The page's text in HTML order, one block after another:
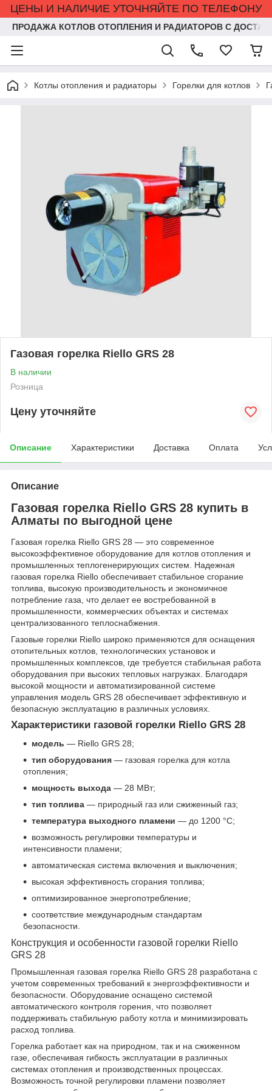
ЦЕНЫ И НАЛИЧИЕ УТОЧНЯЙТЕ ПО ТЕЛЕФОНУ
ПРОДАЖА КОТЛОВ ОТОПЛЕНИЯ И РАДИАТОРОВ С
Котлы отопления и радиаторы Горелки для котлов
Газовая горелка Riello GRS 28
В наличии
Розница
Цену уточняйте
Описание Характеристики Доставка Оплата
Описание
Газовая горелка Riello GRS 28 купить в
Алматы по выгодной цене
Газовая горелка Riello GRS 28 — это современное
высокоэффективное оборудование для котлов отопления и
промышленных теплогенерирующих систем. Надежная
газовая горелка Riello обеспечивает стабильное сгорание
топлива, высокую производительность и экономичное
потребление газа, что делает ее востребованной в
промышленности, коммерческих объектах и системах
централизованного теплоснабжения.
Газовые горелки Riello широко применяются для оснащения
отопительных котлов, технологических установок и
промышленных комплексов, где требуется стабильная работа
оборудования при высоких тепловых нагрузках. Благодаря
высокой мощности и автоматизированной системе
управления модель GRS 28 обеспечивает эффективную и
безопасную эксплуатацию в различных условиях.
Характеристики газовой горелки Riello GRS 28
модель — Riello GRS 28;
тип оборудования — газовая горелка для котла
отопления;
мощность выхода — 28 МВт;
тип топлива — природный газ или сжиженный газ;
температура выходного пламени — до 1200 °C;
возможность регулировки температуры и
интенсивности пламени;
автоматическая система включения и выключения;
высокая эффективность сгорания топлива;
оптимизированное энергопотребление;
соответствие международным стандартам
безопасности.
Конструкция и особенности газовой горелки Riello
GRS 28
Промышленная газовая горелка Riello GRS 28 разработана с
учетом современных требований к энергоэффективности и
безопасности. Оборудование оснащено системой
автоматического контроля горения, что позволяет
поддерживать стабильную работу котла и минимизировать
расход топлива.
Горелка работает как на природном, так и на сжиженном
газе, обеспечивая гибкость эксплуатации в различных
системах отопления и производственных процессах.
Возможность точной регулировки пламени позволяет